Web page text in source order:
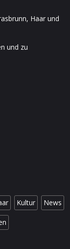
Haar und
und zu
Kultur News